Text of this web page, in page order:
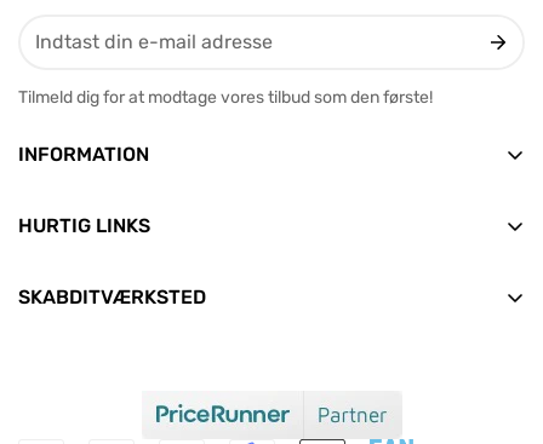
INFORMATION
9400 Nørresundby
Find os
HURTIG LINKS
SKABDITVÆRKSTED
Tilmeld dig for at modtage vores tilbud som den første!